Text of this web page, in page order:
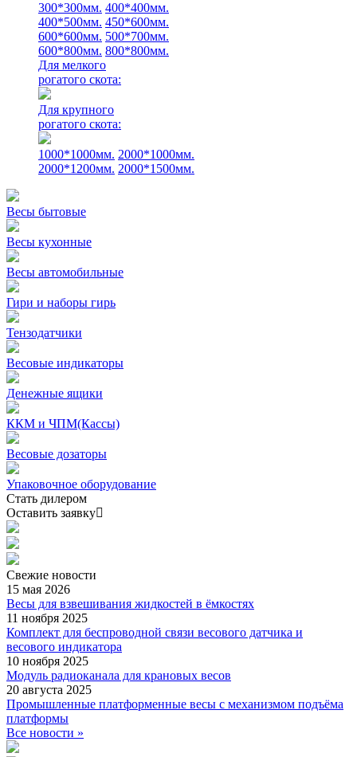
300*300мм. 400*400мм.
400*500мм. 450*600мм.
600*600мм. 500*700мм.
600*800мм. 800*800мм.
Для мелкого
рогатого скота:
Для крупного
рогатого скота:
1000*1000мм. 2000*1000мм.
2000*1200мм. 2000*1500мм.
Весы бытовые
Весы кухонные
Весы автомобильные
Гири и наборы гирь
Тензодатчики
Весовые индикаторы
Денежные ящики
ККМ и ЧПМ(Кассы)
Весовые дозаторы
Упаковочное оборудование
Стать дилером
Оставить заявку
Свежие новости
15 мая 2026
Весы для взвешивания жидкостей в ёмкостях
11 ноября 2025
Комплект для беспроводной связи весового датчика и
весового индикатора
10 ноября 2025
Модуль радиоканала для крановых весов
20 августа 2025
Промышленные платформенные весы с механизмом подъёма
платформы
Все новости »